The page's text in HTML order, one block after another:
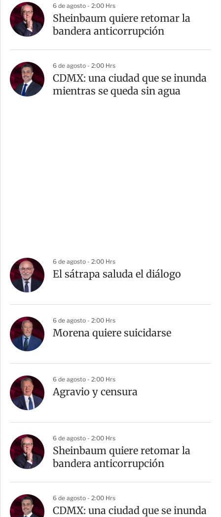
6 de agosto - 2:00 Hrs
Sheinbaum quiere retomar la
bandera anticorrupción
6 de agosto - 2:00 Hrs
CDMX: una ciudad que se inunda
mientras se queda sin agua
6 de agosto - 2:00 Hrs
El sátrapa saluda el diálogo
6 de agosto - 2:00 Hrs
Morena quiere suicidarse
6 de agosto - 2:00 Hrs
Agravio y censura
6 de agosto - 2:00 Hrs
Sheinbaum quiere retomar la
bandera anticorrupción
6 de agosto - 2:00 Hrs
CDMX: una ciudad que se inunda